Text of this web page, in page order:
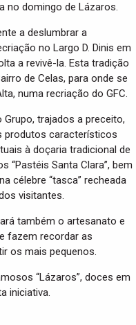
no domingo de Lázaros.
a deslumbrar a
no Largo D. Dinis em
a revivê-la. Esta tradição
de Celas, para onde se
numa recriação do GFC.
trajados a preceito,
produtos característicos
à doçaria tradicional de
“Pastéis Santa Clara”, bem
célebre “tasca” recheada
visitantes.
também o artesanato e
fazem recordar as
os mais pequenos.
“Lázaros”, doces em
iniciativa.